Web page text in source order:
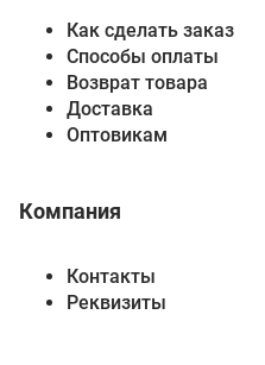
Как сделать заказ
Способы оплаты
Возврат товара
Доставка
Оптовикам
Компания
Контакты
Реквизиты